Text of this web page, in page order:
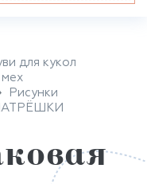
для кукол
мех
Рисунки